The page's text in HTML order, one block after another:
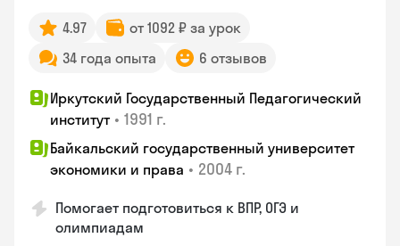
4.97
от 1092 ₽ за урок
34 года опыта
6 отзывов
Иркутский Государственный Педагогический
институт • 1991 г.
Байкальский государственный университет
экономики и права • 2004 г.
Помогает подготовиться к ВПР, ОГЭ и
олимпиадам